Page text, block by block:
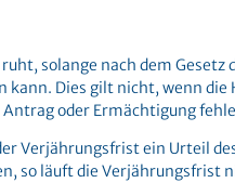
solange nach dem
kann. Dies gilt nicht, wenn
oder Ermächtigung
Verjährungsfrist ein Urteil
so läuft die Verjährungsfrist